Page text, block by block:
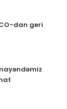
dan geri